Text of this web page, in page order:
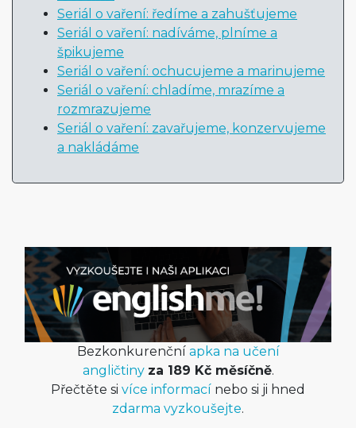
Seriál o vaření: ředíme a zahušťujeme
Seriál o vaření: nadíváme, plníme a
špikujeme
Seriál o vaření: ochucujeme a marinujeme
Seriál o vaření: chladíme, mrazíme a
rozmrazujeme
Seriál o vaření: zavařujeme, konzervujeme
a nakládáme
Bezkonkurenční apka na učení
angličtiny za 189 Kč měsíčně.
Přečtěte si více informací nebo si ji hned
zdarma vyzkoušejte.